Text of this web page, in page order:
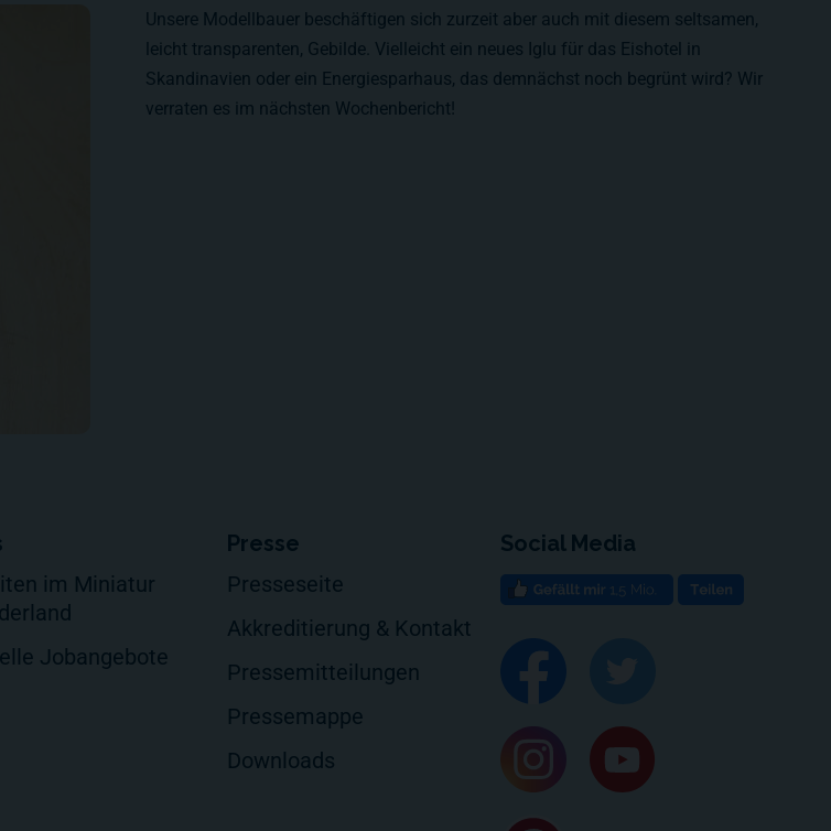
Unsere Modellbauer beschäftigen sich zurzeit aber auch mit diesem seltsamen,
leicht transparenten, Gebilde. Vielleicht ein neues Iglu für das Eishotel in
Skandinavien oder ein Energiesparhaus, das demnächst noch begrünt wird? Wir
verraten es im nächsten Wochenbericht!
im Miniatur
Jobangebote
Presse
Presseseite
Akkreditierung & Kontakt
Pressemitteilungen
Pressemappe
Downloads
Social Media